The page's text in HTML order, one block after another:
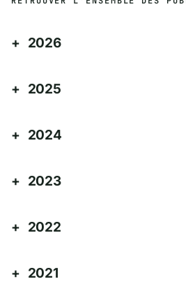
2026
2025
2024
2023
2022
2021